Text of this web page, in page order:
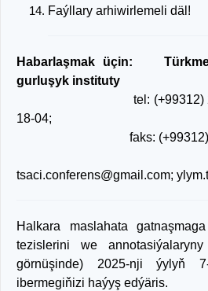
Faýllary arhiwirlemeli däl!
Habarlaşmak üçin:
gurluşyk instituty
tel: (+99312) 28-18-
18-04;
faks: (+99312) 28-
elektron
tsaci.conferens@gmail.com;
Halkara maslahata
tezislerini we
görnüşinde) 2025-nji ýylyň
ibermegiňizi haýyş edýäris.